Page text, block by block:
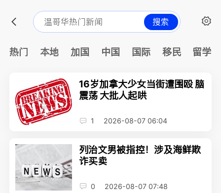
搜索
热门 本地 加国 中国 国际 移民 留学
16岁加拿大少女当街遭围殴 脑
震荡 大批人起哄
1 2026-08-07 06:04
列治文男被指控！涉及海鲜欺
诈买卖
0 2026-08-07 07:48